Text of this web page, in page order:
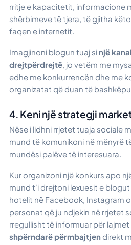
rritje e kapacitetit, informacione
shërbimeve të tjera, të gjitha
faqen e internetit.
Imagjinoni blogun tuaj si një
drejtpërdrejtë , jo vetëm me
edhe me konkurrencën dhe me
organizatat që duan të
4. Keni një strategji
Nëse i lidhni rrjetet tuaja sociale
mund të komunikoni në mënyrë
mundësi palëve të interesuara.
Kur organizoni një konkurs apo
mund t'i drejtoni lexuesit e
hotelit në Facebook, Instagram
personat që ju ndjekin në rrjetet
rregullisht të informuar për
shpërndarë përmbajtjen direkt